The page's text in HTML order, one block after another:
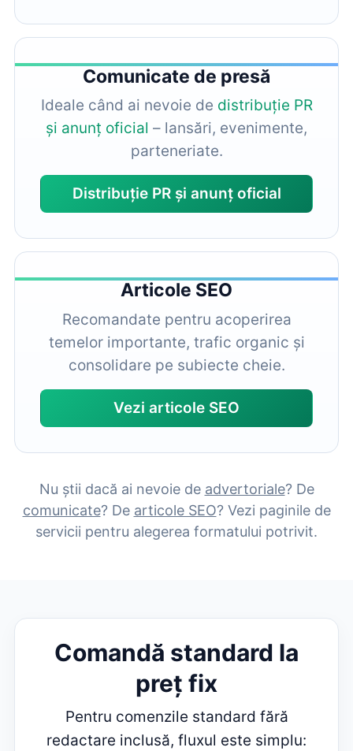
Comunicate de presă
Ideale când ai nevoie de distribuție PR
și anunț oficial – lansări, evenimente,
parteneriate.
Distribuție PR și anunț oficial
Articole SEO
Recomandate pentru acoperirea
temelor importante, trafic organic și
consolidare pe subiecte cheie.
Vezi articole SEO
Nu știi dacă ai nevoie de advertoriale? De
comunicate? De articole SEO? Vezi paginile de
servicii pentru alegerea formatului potrivit.
Comandă standard la
preț fix
Pentru comenzile standard fără
redactare inclusă, fluxul este simplu: